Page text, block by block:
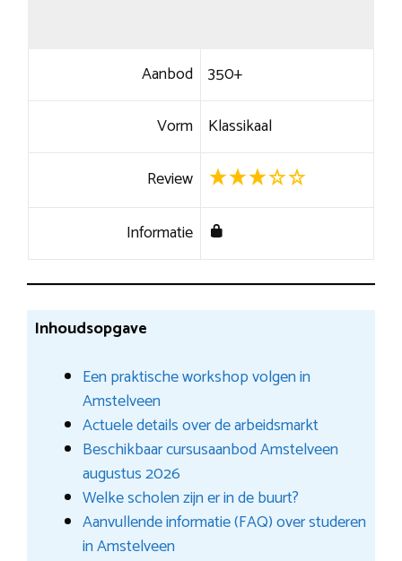
Aanbod 350+
Vorm Klassikaal
Review
Informatie
Inhoudsopgave
Een praktische workshop volgen in
Amstelveen
Actuele details over de arbeidsmarkt
Beschikbaar cursusaanbod Amstelveen
augustus 2026
Welke scholen zijn er in de buurt?
Aanvullende informatie (FAQ) over studeren
in Amstelveen